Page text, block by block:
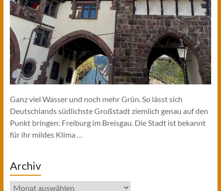
Ganz viel Wasser und noch mehr Grün. So lässt sich
Deutschlands südlichste Großstadt ziemlich genau auf den
Punkt bringen: Freiburg im Breisgau. Die Stadt ist bekannt
für ihr mildes Klima …
Archiv
Archiv